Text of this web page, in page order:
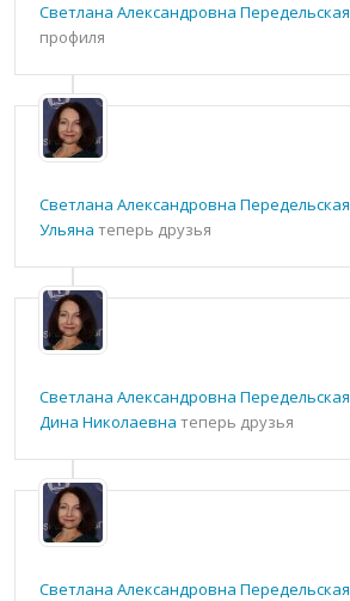
Светлана Александровна Передельская
профиля
Светлана Александровна Передельская
Ульяна теперь друзья
Светлана Александровна Передельская
Дина Николаевна теперь друзья
Светлана Александровна Передельская